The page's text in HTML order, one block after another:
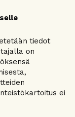
tiedot
on
ei